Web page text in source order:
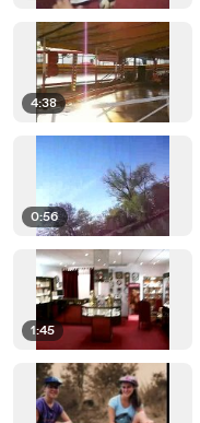
4:38
0:56
1:45